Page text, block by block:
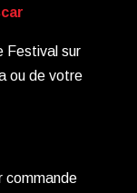
Festival sur
ou de votre
commande